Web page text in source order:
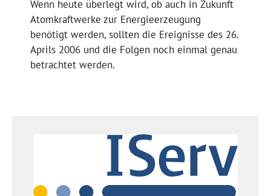
Wenn heute überlegt wird, ob auch in Zukunft
Atomkraftwerke zur Energieerzeugung
benötigt werden, sollten die Ereignisse des 26.
Aprils 2006 und die Folgen noch einmal genau
betrachtet werden.